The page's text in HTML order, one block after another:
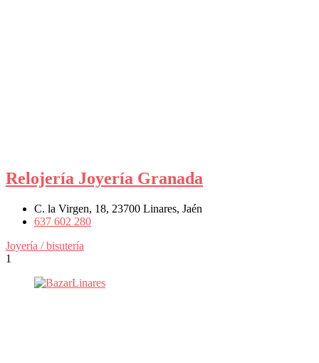
Relojería Joyería Granada
C. la Virgen, 18, 23700 Linares, Jaén
637 602 280
Joyería / bisutería
1